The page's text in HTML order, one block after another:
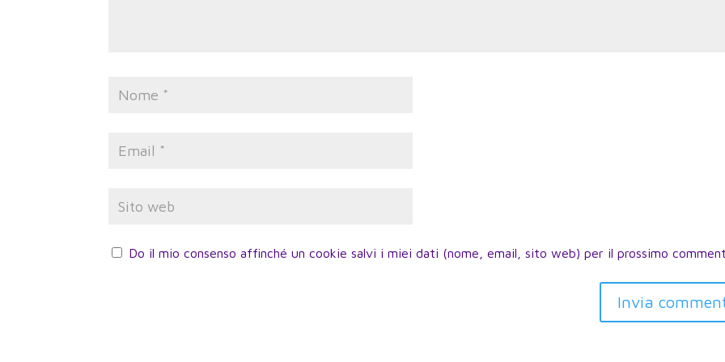
Do il mio consenso affinché un cookie salvi i miei dati (nome, email, sito web) per il prossimo